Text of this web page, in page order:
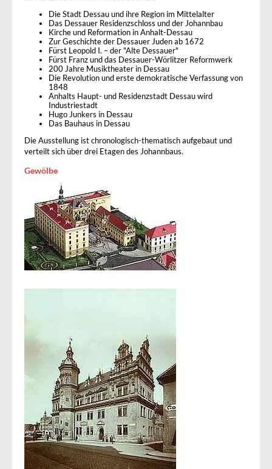
Die Stadt Dessau und ihre Region im Mittelalter
Das Dessauer Residenzschloss und der Johannbau
Kirche und Reformation in Anhalt-Dessau
Zur Geschichte der Dessauer Juden ab 1672
Fürst Leopold I. – der "Alte Dessauer"
Fürst Franz und das Dessauer-Wörlitzer Reformwerk
200 Jahre Musiktheater in Dessau
Die Revolution und erste demokratische Verfassung von
1848
Anhalts Haupt- und Residenzstadt Dessau wird
Industriestadt
Hugo Junkers in Dessau
Das Bauhaus in Dessau
Die Ausstellung ist chronologisch-thematisch aufgebaut und
verteilt sich über drei Etagen des Johannbaus.
Gewölbe